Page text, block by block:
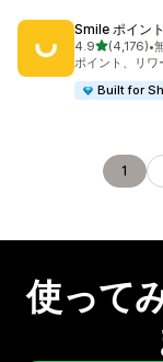
Smile ポイン
4.95つ星中
(4,176)
合計レビュー•
ポイント、リワ
Built for
1
使って